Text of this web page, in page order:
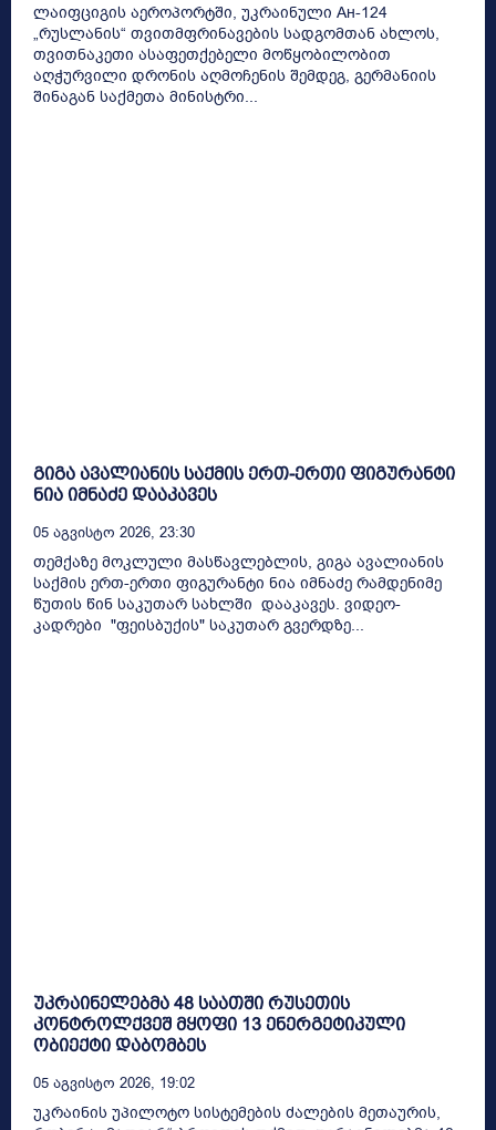
ლაიფციგის აეროპორტში, უკრაინული Ан-124
„რუსლანის“ თვითმფრინავების სადგომთან ახლოს,
თვითნაკეთი ასაფეთქებელი მოწყობილობით
აღჭურვილი დრონის აღმოჩენის შემდეგ, გერმანიის
შინაგან საქმეთა მინისტრი...
გიგა ავალიანის საქმის ერთ-ერთი ფიგურანტი
ნია იმნაძე დააკავეს
05 Აგვისტო 2026, 23:30
თემქაზე მოკლული მასწავლებლის, გიგა ავალიანის
საქმის ერთ-ერთი ფიგურანტი ნია იმნაძე რამდენიმე
წუთის წინ საკუთარ სახლში დააკავეს. ვიდეო-
კადრები "ფეისბუქის" საკუთარ გვერდზე...
უკრაინელებმა 48 საათში რუსეთის
კონტროლქვეშ მყოფი 13 ენერგეტიკული
ობიექტი დაბომბეს
05 Აგვისტო 2026, 19:02
უკრაინის უპილოტო სისტემების ძალების მეთაურის,